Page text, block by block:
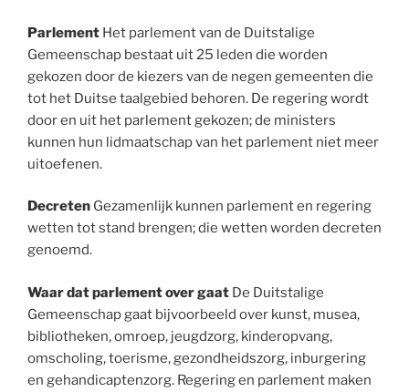
Parlement Het parlement van de Duitstalige
Gemeenschap bestaat uit 25 leden die worden
gekozen door de kiezers van de negen gemeenten die
tot het Duitse taalgebied behoren. De regering wordt
door en uit het parlement gekozen; de ministers
kunnen hun lidmaatschap van het parlement niet meer
uitoefenen.
Decreten Gezamenlijk kunnen parlement en regering
wetten tot stand brengen; die wetten worden decreten
genoemd.
Waar dat parlement over gaat De Duitstalige
Gemeenschap gaat bijvoorbeeld over kunst, musea,
bibliotheken, omroep, jeugdzorg, kinderopvang,
omscholing, toerisme, gezondheidszorg, inburgering
en gehandicaptenzorg. Regering en parlement maken